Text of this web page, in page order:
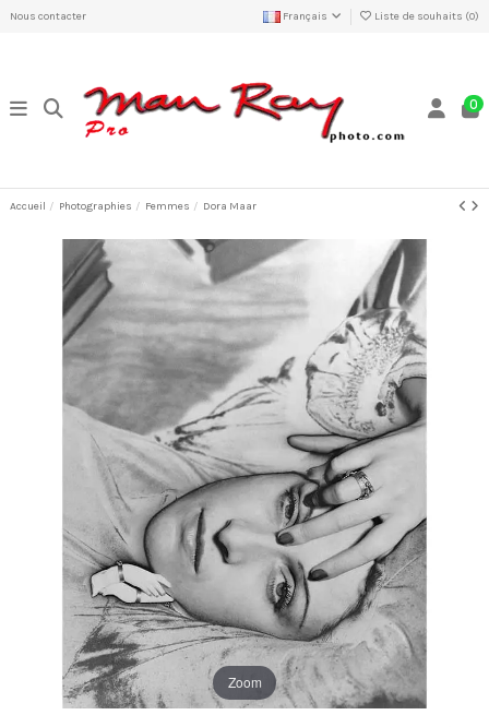
Nous contacter Français Liste de souhaits (0)
0
Accueil Photographies Femmes Dora Maar
Zoom